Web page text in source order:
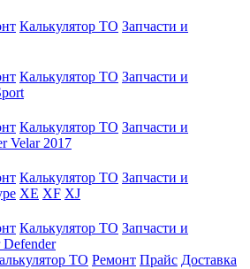
Калькулятор ТО Запчасти и
Калькулятор ТО Запчасти и
Калькулятор ТО Запчасти и
Velar 2017
Калькулятор ТО Запчасти и
XE XF XJ
Калькулятор ТО Запчасти и
ТО Ремонт Прайс Доставка